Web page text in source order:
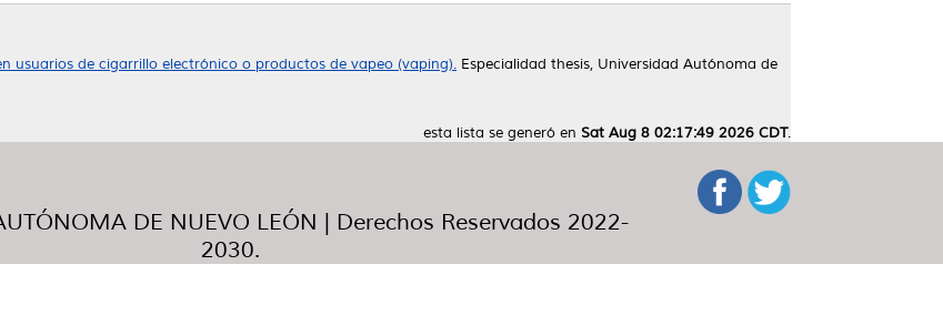
usuarios de cigarrillo electrónico o productos de vapeo (vaping). Especialidad thesis, Universidad Autónoma de
esta lista se generó en Sat Aug 8 02:17:49 2026 CDT.
DE NUEVO LEÓN | Derechos Reservados 2022-
2030.